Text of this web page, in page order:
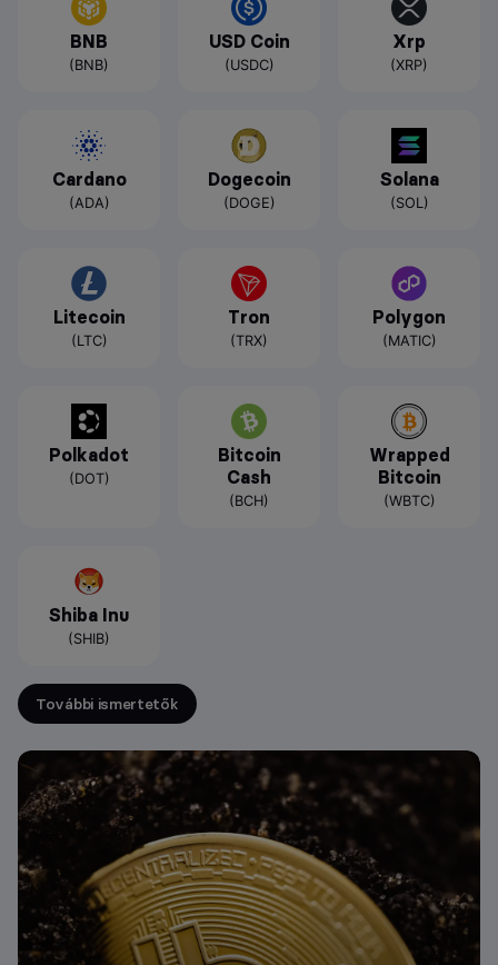
BNB
(BNB)
USD Coin
(USDC)
Xrp
(XRP)
Cardano
(ADA)
Dogecoin
(DOGE)
Solana
(SOL)
Litecoin
(LTC)
Tron
(TRX)
Polygon
(MATIC)
Polkadot
(DOT)
Bitcoin
Cash
(BCH)
Wrapped
Bitcoin
(WBTC)
Shiba Inu
(SHIB)
További ismertetők